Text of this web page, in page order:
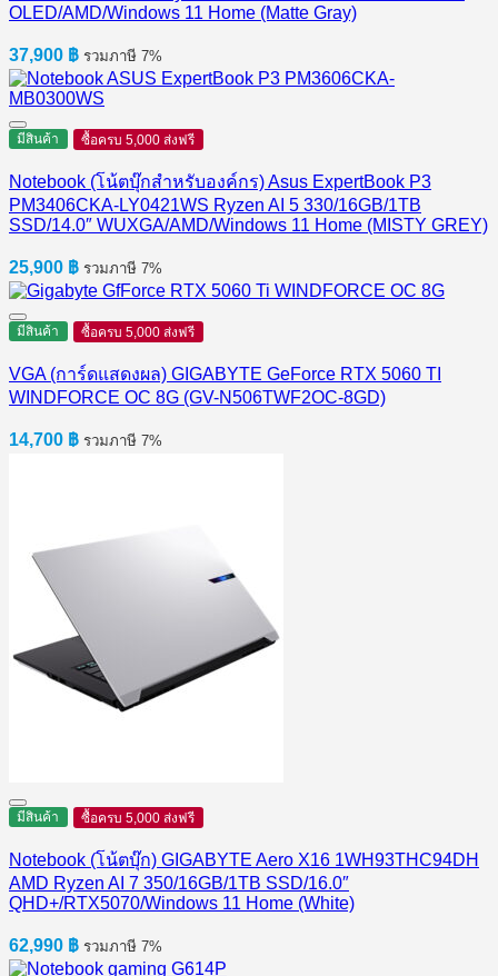
OLED/AMD/Windows 11 Home (Matte Gray)
37,900 ฿ รวมภาษี 7%
มีสินค้า ซื้อครบ 5,000 ส่งฟรี
Notebook (โน้ตบุ๊กสำหรับองค์กร) Asus ExpertBook P3
PM3406CKA-LY0421WS Ryzen AI 5 330/16GB/1TB
SSD/14.0″ WUXGA/AMD/Windows 11 Home (MISTY GREY)
25,900 ฿ รวมภาษี 7%
มีสินค้า ซื้อครบ 5,000 ส่งฟรี
VGA (การ์ดแสดงผล) GIGABYTE GeForce RTX 5060 TI
WINDFORCE OC 8G (GV-N506TWF2OC-8GD)
14,700 ฿ รวมภาษี 7%
มีสินค้า ซื้อครบ 5,000 ส่งฟรี
Notebook (โน้ตบุ๊ก) GIGABYTE Aero X16 1WH93THC94DH
AMD Ryzen AI 7 350/16GB/1TB SSD/16.0″
QHD+/RTX5070/Windows 11 Home (White)
62,990 ฿ รวมภาษี 7%